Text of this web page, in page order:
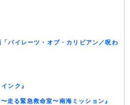
パイレーツ・オブ・カリビアン／呪わ
ンク』
走る緊急救命室〜南海ミッション』